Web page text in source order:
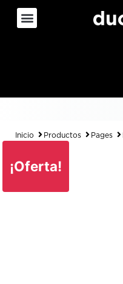
Inicio Productos Pages
¡Oferta!